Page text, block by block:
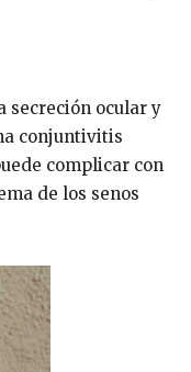
secreción ocular y
conjuntivitis
complicar con
de los senos